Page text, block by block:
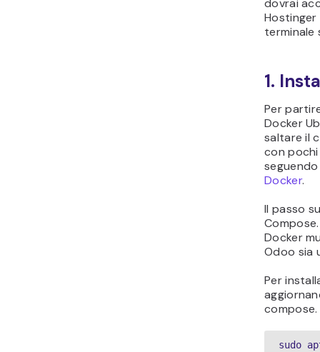
dovrai
Hostinger
terminale
1.
Per
Docker
saltare il
con
Docker.
Il passo
Docker
Odoo sia
Per
sudo